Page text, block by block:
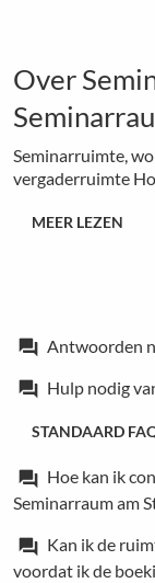
Over
Seminarruimte,
vergaderruimte
MEER LEZEN
forum Antwoorden
forum Hulp nodig
STANDAARD
forum Hoe kan ik
Seminarraum am
forum Kan ik de
voordat ik de